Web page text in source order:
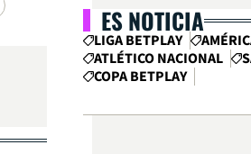
ES NOTICIA
LIGA BETPLAY
ATLÉTICO NACIONAL
COPA BETPLAY